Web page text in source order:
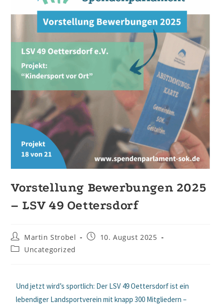
Vorstellung Bewerbungen 2025
– LSV 49 Oettersdorf
Martin Strobel
10. August 2025
Uncategorized
Und jetzt wird’s sportlich: Der LSV 49 Oettersdorf ist ein
lebendiger Landsportverein mit knapp 300 Mitgliedern –